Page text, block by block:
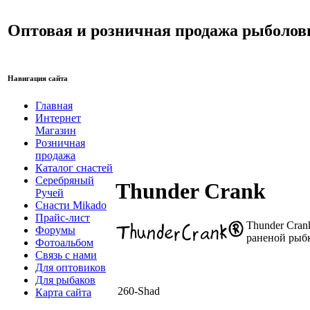
Оптовая и розничная продажа
Навигация сайта
Главная
Интернет
Магазин
Розничная
продажа
Каталог снастей
Серебряный
Ручей
Снасти Mikado
Прайс-лист
Форумы
Фотоальбом
Связь с нами
Для оптовиков
Для рыбаков
Карта сайта
Thunder Crank
Thunder
раненой
260-Shad